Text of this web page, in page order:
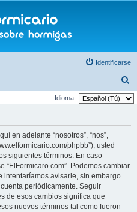
Identificarse
u
Idioma:
en adelante “nosotros”, “nos”,
phpbb”), usted
siguientes términos. En caso
“ElFormicaro.com”. Podemos cambiar
intentaríamos avisarle, sin embargo
periódicamente. Seguir
de esos cambios significa que
nuevos términos tal como fueron